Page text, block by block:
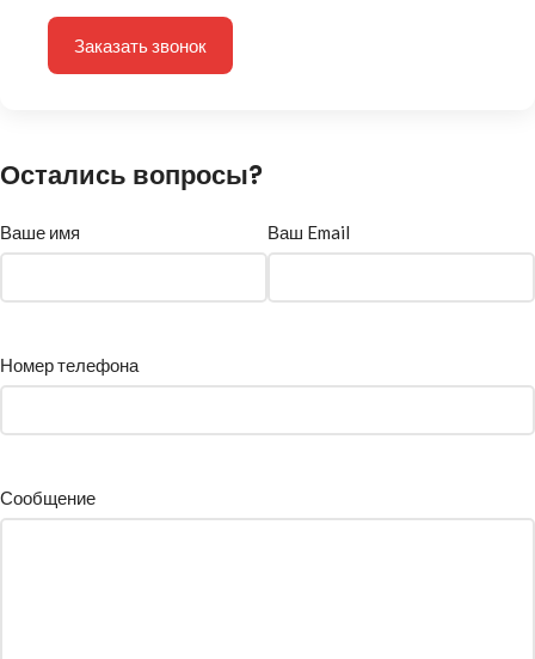
Заказать звонок
Остались вопросы?
Ваше имя Ваш Email
Номер телефона
Сообщение